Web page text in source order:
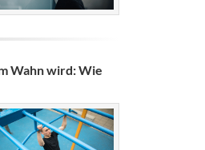
Wahn wird: Wie